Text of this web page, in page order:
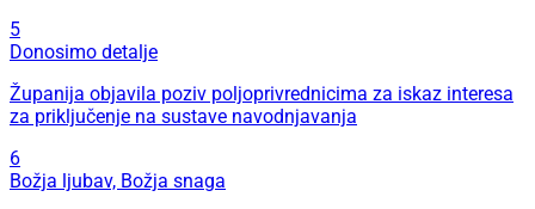
5
Donosimo detalje
Županija objavila poziv poljoprivrednicima za iskaz interesa
za priključenje na sustave navodnjavanja
6
Božja ljubav, Božja snaga